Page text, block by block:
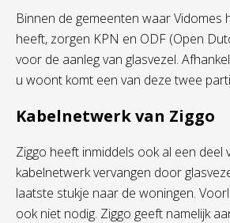
Binnen de gemeenten waar Vidomes
heeft, zorgen KPN en ODF (Open
voor de aanleg van glasvezel.
u woont komt een van deze twee
Kabelnetwerk van Ziggo
Ziggo heeft inmiddels ook al een deel
kabelnetwerk vervangen door
laatste stukje naar de woningen.
ook niet nodig. Ziggo geeft namelijk